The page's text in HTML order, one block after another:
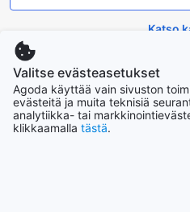
Katso
Nousevat kaupungit
Los Angeles
Yhdysvallat
Valitse evästeasetukset
Agoda käyttää vain sivuston
evästeitä ja muita teknisiä
analytiikka- tai
klikkaamalla tästä.